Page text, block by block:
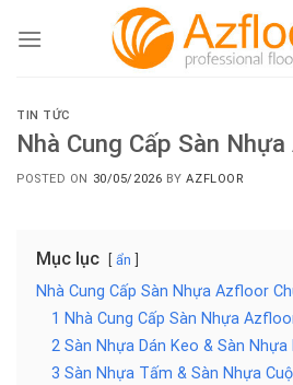
TIN TỨC
Nhà Cung Cấp Sàn
POSTED ON 30/05/2026 BYAZFLOOR
Mục lục ẩn
Nhà Cung Cấp Sàn Nhựa Azfloor
1 Nhà Cung Cấp Sàn Nhựa
2 Sàn Nhựa Dán Keo & Sàn
3 Sàn Nhựa Tấm & Sàn Nhựa